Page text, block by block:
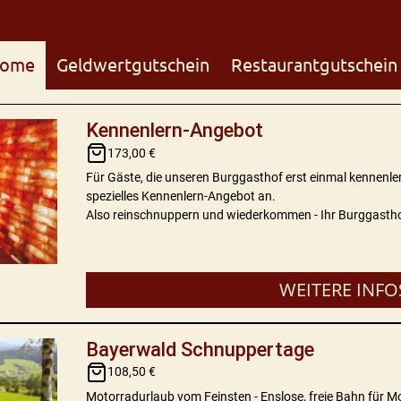
Geldwertgutschein Restaurantgutschein
Kennenlern-Angebot
173,00 €
Für Gäste, die unseren Burggasthof erst einmal
spezielles Kennenlern-Angebot an.
Also reinschnuppern und wiederkommen - Ihr
WEITERE
Bayerwald Schnuppertage
108,50 €
Motorradurlaub vom Feinsten - Enslose, freie Bahn für